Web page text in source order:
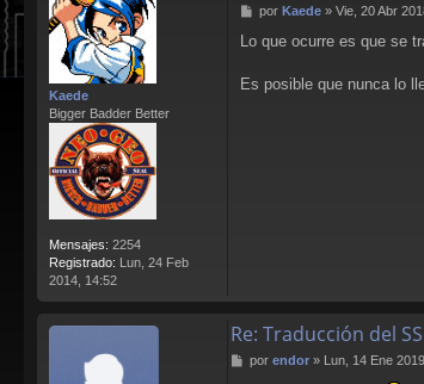
Kaede
Bigger Badder Better
Mensajes: 2254
Registrado: Lun, 24 Feb
2014, 14:52
M
n
a
por Kaede» Vie, 20 Abr
Lo que ocurre es que se
Es posible que nunca lo
Re: Traducción del
M
por endor» Lun, 14 Ene